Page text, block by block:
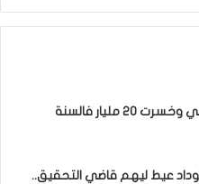
أيت منا: “الوداد اليوم عايشة بسبابي وخسرت 20 مليار فالسنة
عيط ليهم قاضي التحقيق..